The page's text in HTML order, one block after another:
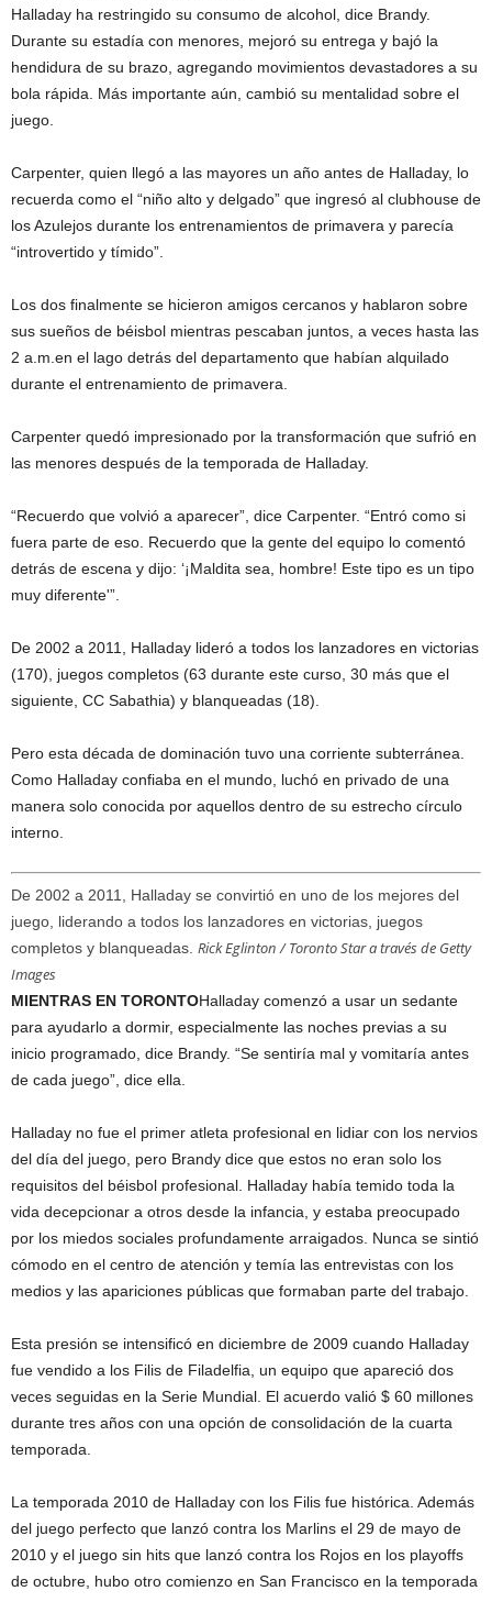
Halladay ha restringido su consumo de alcohol, dice Brandy.
Durante su estadía con menores, mejoró su entrega y bajó la
hendidura de su brazo, agregando movimientos devastadores a su
bola rápida. Más importante aún, cambió su mentalidad sobre el
juego.
Carpenter, quien llegó a las mayores un año antes de Halladay, lo
recuerda como el “niño alto y delgado” que ingresó al clubhouse de
los Azulejos durante los entrenamientos de primavera y parecía
“introvertido y tímido”.
Los dos finalmente se hicieron amigos cercanos y hablaron sobre
sus sueños de béisbol mientras pescaban juntos, a veces hasta las
2 a.m.en el lago detrás del departamento que habían alquilado
durante el entrenamiento de primavera.
Carpenter quedó impresionado por la transformación que sufrió en
las menores después de la temporada de Halladay.
“Recuerdo que volvió a aparecer”, dice Carpenter. “Entró como si
fuera parte de eso. Recuerdo que la gente del equipo lo comentó
detrás de escena y dijo: ‘¡Maldita sea, hombre! Este tipo es un tipo
muy diferente'”.
De 2002 a 2011, Halladay lideró a todos los lanzadores en victorias
(170), juegos completos (63 durante este curso, 30 más que el
siguiente, CC Sabathia) y blanqueadas (18).
Pero esta década de dominación tuvo una corriente subterránea.
Como Halladay confiaba en el mundo, luchó en privado de una
manera solo conocida por aquellos dentro de su estrecho círculo
interno.
De 2002 a 2011, Halladay se convirtió en uno de los mejores del
juego, liderando a todos los lanzadores en victorias, juegos
completos y blanqueadas. Rick Eglinton / Toronto Star a través de Getty
Images
MIENTRAS EN TORONTOHalladay comenzó a usar un sedante
para ayudarlo a dormir, especialmente las noches previas a su
inicio programado, dice Brandy. “Se sentiría mal y vomitaría antes
de cada juego”, dice ella.
Halladay no fue el primer atleta profesional en lidiar con los nervios
del día del juego, pero Brandy dice que estos no eran solo los
requisitos del béisbol profesional. Halladay había temido toda la
vida decepcionar a otros desde la infancia, y estaba preocupado
por los miedos sociales profundamente arraigados. Nunca se sintió
cómodo en el centro de atención y temía las entrevistas con los
medios y las apariciones públicas que formaban parte del trabajo.
Esta presión se intensificó en diciembre de 2009 cuando Halladay
fue vendido a los Filis de Filadelfia, un equipo que apareció dos
veces seguidas en la Serie Mundial. El acuerdo valió $ 60 millones
durante tres años con una opción de consolidación de la cuarta
temporada.
La temporada 2010 de Halladay con los Filis fue histórica. Además
del juego perfecto que lanzó contra los Marlins el 29 de mayo de
2010 y el juego sin hits que lanzó contra los Rojos en los playoffs
de octubre, hubo otro comienzo en San Francisco en la temporada